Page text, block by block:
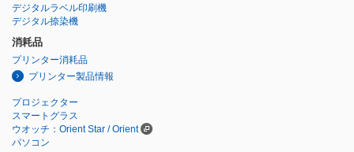
デジタルラベル印刷機
デジタル捺染機
消耗品
プリンター消耗品
プリンター製品情報
プロジェクター
スマートグラス
ウオッチ：Orient Star / Orient
パソコン